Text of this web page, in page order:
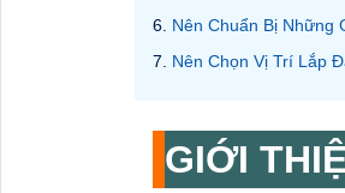
Nên Chuẩn Bị Những
Nên Chọn Vị Trí Lắp
GIỚI